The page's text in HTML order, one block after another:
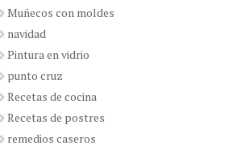
Muñecos con moldes
navidad
Pintura en vidrio
punto cruz
Recetas de cocina
Recetas de postres
remedios caseros